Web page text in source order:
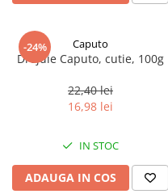
-24% Caputo
Drojdie Caputo, cutie, 100g
22,40 lei
16,98 lei
IN STOC
ADAUGA IN COS